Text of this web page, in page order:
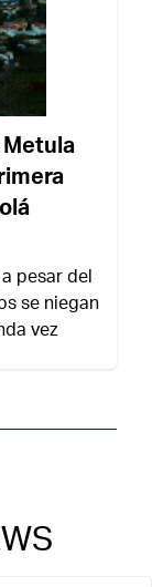
pesar del
se niegan
vez